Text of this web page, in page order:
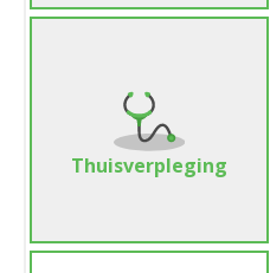
Thuisverpleging